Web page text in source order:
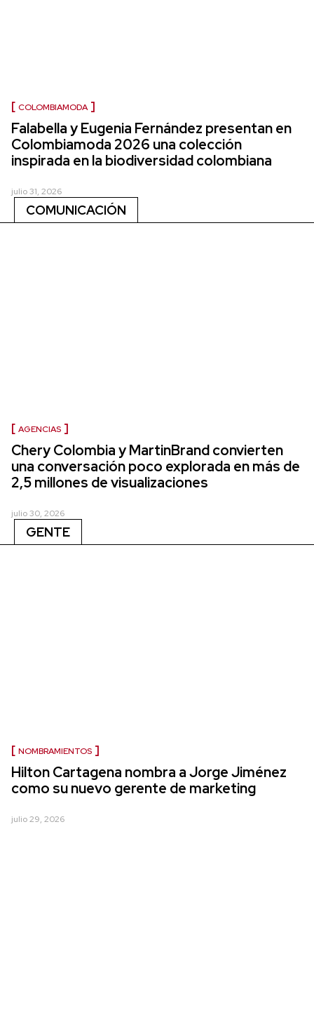
COLOMBIAMODA
Falabella y Eugenia Fernández presentan en
Colombiamoda 2026 una colección
inspirada en la biodiversidad colombiana
julio 31, 2026
COMUNICACIÓN
AGENCIAS
Chery Colombia y MartinBrand convierten
una conversación poco explorada en más de
2,5 millones de visualizaciones
julio 30, 2026
GENTE
NOMBRAMIENTOS
Hilton Cartagena nombra a Jorge Jiménez
como su nuevo gerente de marketing
julio 29, 2026